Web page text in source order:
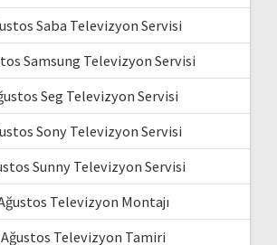
Saba Televizyon Servisi
Samsung Televizyon Servisi
Seg Televizyon Servisi
Sony Televizyon Servisi
Sunny Televizyon Servisi
Televizyon Montajı
Televizyon Tamiri